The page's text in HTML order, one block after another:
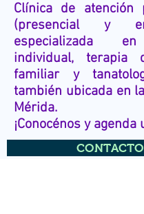
Clínica de atención
(presencial y
especializada
individual, terapia
familiar y
también ubicada en
Mérida.
¡Conocénos y agenda
CONTACTO